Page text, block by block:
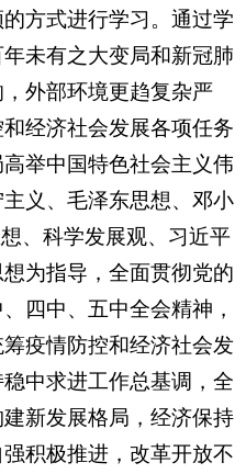
方式进行学习。通过学
未有之大变局和新冠肺
外部环境更趋复杂严
经济社会发展各项任务
举中国特色社会主义伟
义、毛泽东思想、邓小
、科学发展观、习近平
为指导，全面贯彻党的
四中、五中全会精神，
疫情防控和经济社会发
中求进工作总基调，全
新发展格局，经济保持
积极推进，改革开放不